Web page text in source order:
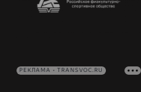
РЕКЛАМА • TRANSVOC.RU